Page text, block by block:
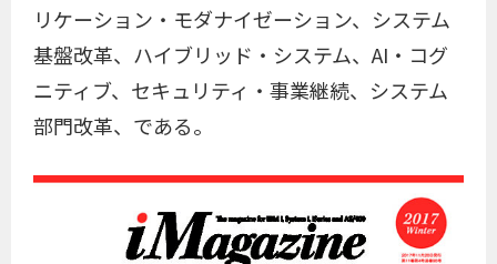
リケーション・モダナイゼーション、システム
基盤改革、ハイブリッド・システム、AI・コグ
ニティブ、セキュリティ・事業継続、システム
部門改革、である。